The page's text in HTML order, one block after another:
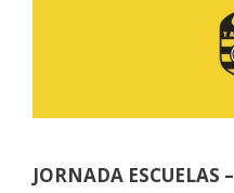
JORNADA ESCUELAS –